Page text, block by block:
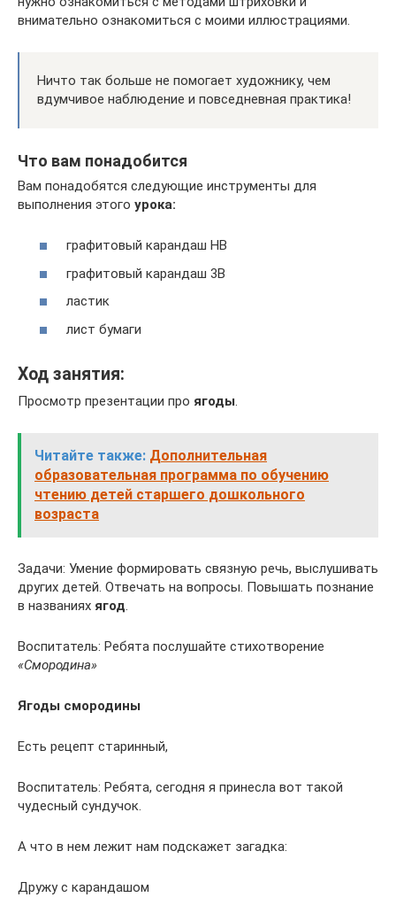
внимательно ознакомиться с моими иллюстрациями.
Ничто так больше не помогает художнику, чем
вдумчивое наблюдение и повседневная практика!
Что вам понадобится
Вам понадобятся следующие инструменты для
выполнения этого урока:
графитовый карандаш HB
графитовый карандаш 3B
ластик
лист бумаги
Ход занятия:
Просмотр презентации про ягоды
Читайте также: Дополнительная
образовательная программа по обучению
чтению детей старшего дошкольного
возраста
Задачи: Умение формировать связную речь, выслушивать
других детей. Отвечать на вопросы. Повышать познание
в названиях ягод
Воспитатель: Ребята послушайте стихотворение
«Смородина»
Ягоды смородины
Есть рецепт старинный,
Воспитатель: Ребята, сегодня я принесла вот такой
чудесный сундучок.
А что в нем лежит нам подскажет загадка:
Дружу с карандашом